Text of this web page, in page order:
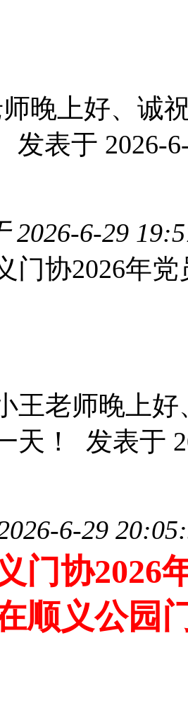
晚上好、诚
发表于 2026-
2026-6-29
门协2026年
王老师晚上
天！ 发表于
6-29
门协2026
顺义公园